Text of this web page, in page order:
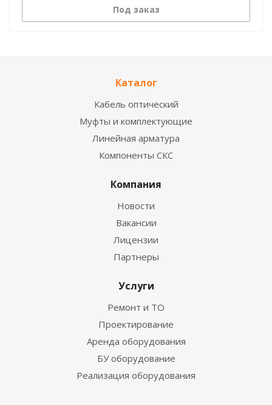
Под заказ
Каталог
Кабель оптический
Муфты и комплектующие
Линейная арматура
Компоненты СКС
Компания
Новости
Вакансии
Лицензии
Партнеры
Услуги
Ремонт и ТО
Проектирование
Аренда оборудования
БУ оборудование
Реализация оборудования